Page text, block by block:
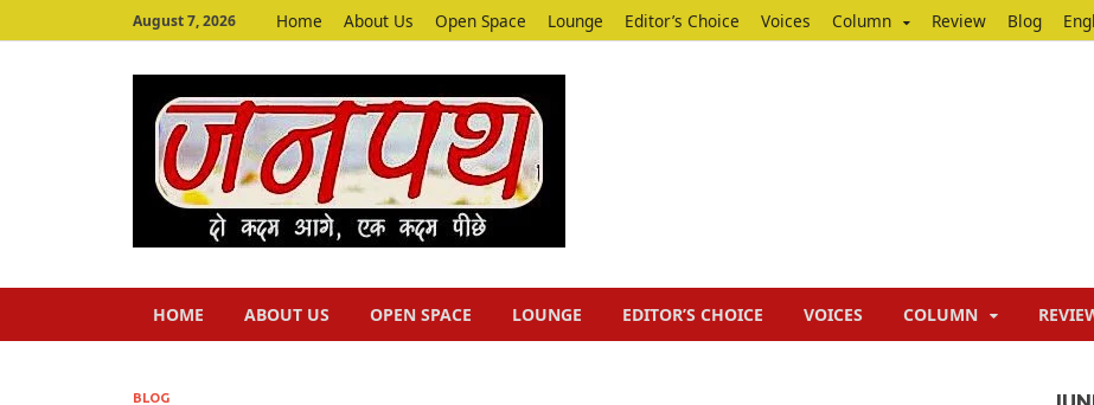
August 7, 2026 Home About Us Open Space Lounge Editor’s Choice Voices Column Review Blog
HOME ABOUT US OPEN SPACE LOUNGE EDITOR’S CHOICE VOICES COLUMN
BLOG